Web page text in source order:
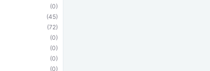
(0)
(45)
(72)
(0)
(0)
(0)
(0)